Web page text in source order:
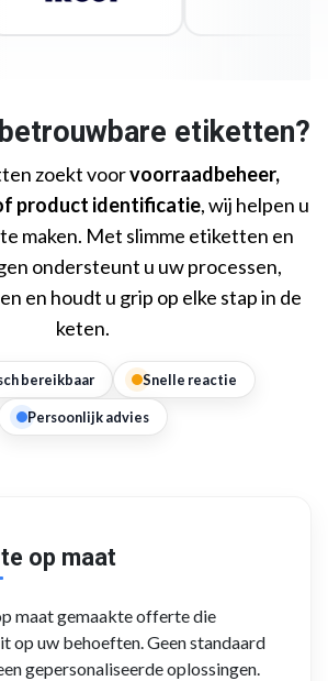
etiketten?
zoekt voorvoorraadbeheer,
product identificatie, wij helpen u
maken. Met slimme etiketten en
ondersteunt u uw processen,
en houdt u grip op elke stap in de
keten.
bereikbaar Snelle reactie
Persoonlijk advies
op maat
maat gemaakte offerte die
op uw behoeften. Geen standaard
gepersonaliseerde oplossingen.